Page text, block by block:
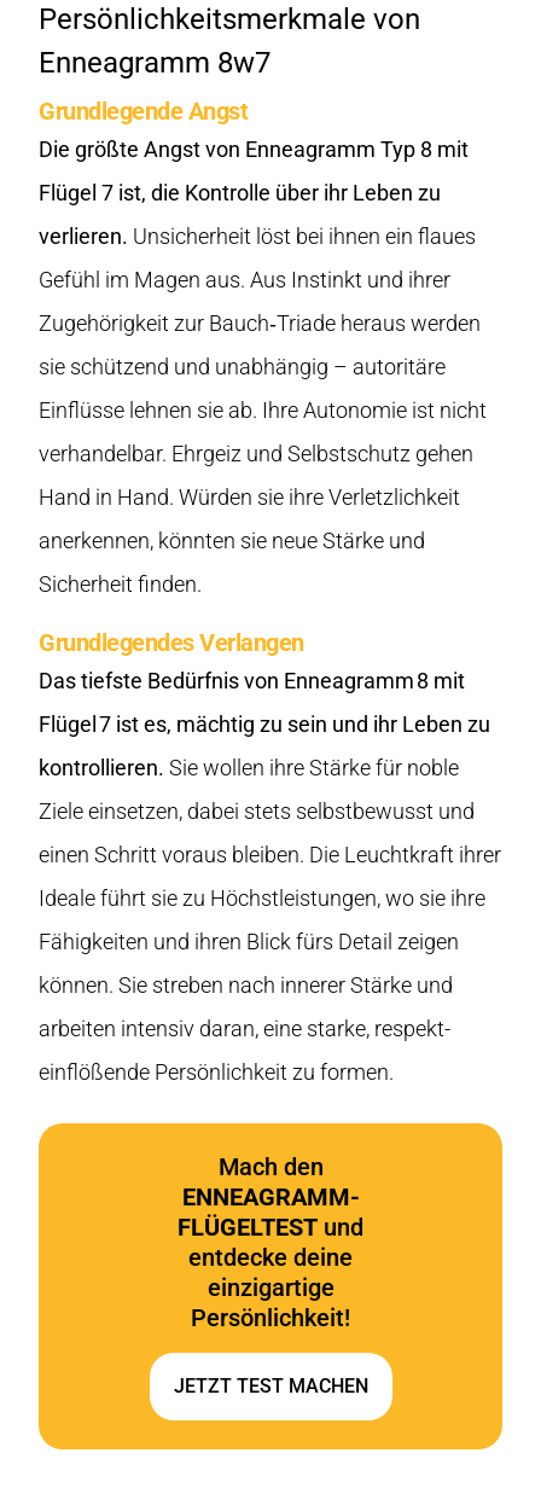
Persönlichkeitsmerkmale von
Enneagramm 8w7
Grundlegende Angst
Die größte Angst von Enneagramm Typ 8 mit
Flügel 7 ist, die Kontrolle über ihr Leben zu
verlieren. Unsicherheit löst bei ihnen ein flaues
Gefühl im Magen aus. Aus Instinkt und ihrer
Zugehörigkeit zur Bauch‑Triade heraus werden
sie schützend und unabhängig – autoritäre
Einflüsse lehnen sie ab. Ihre Autonomie ist nicht
verhandelbar. Ehrgeiz und Selbstschutz gehen
Hand in Hand. Würden sie ihre Verletzlichkeit
anerkennen, könnten sie neue Stärke und
Sicherheit finden.
Grundlegendes Verlangen
Das tiefste Bedürfnis von Enneagramm 8 mit
Flügel 7 ist es, mächtig zu sein und ihr Leben zu
kontrollieren. Sie wollen ihre Stärke für noble
Ziele einsetzen, dabei stets selbstbewusst und
einen Schritt voraus bleiben. Die Leuchtkraft ihrer
Ideale führt sie zu Höchstleistungen, wo sie ihre
Fähigkeiten und ihren Blick fürs Detail zeigen
können. Sie streben nach innerer Stärke und
arbeiten intensiv daran, eine starke, respekt-
einflößende Persönlichkeit zu formen.
Mach den
ENNEAGRAMM-
FLÜGELTEST und
entdecke deine
einzigartige
Persönlichkeit!
JETZT TEST MACHEN